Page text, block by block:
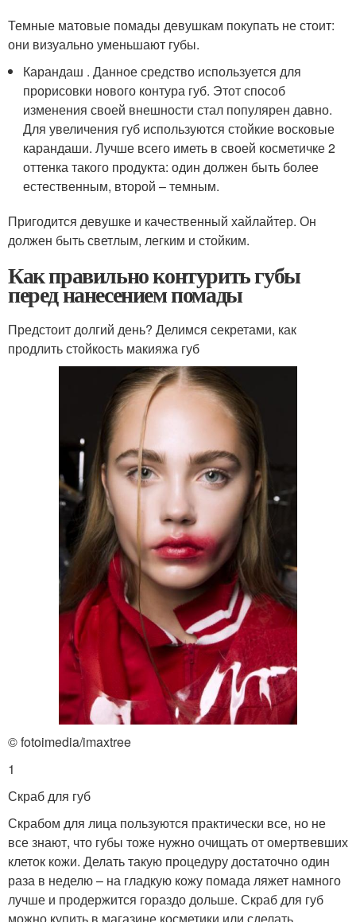
Темные матовые помады девушкам покупать не стоит:
они визуально уменьшают губы.
Карандаш . Данное средство используется для
прорисовки нового контура губ. Этот способ
изменения своей внешности стал популярен давно.
Для увеличения губ используются стойкие восковые
карандаши. Лучше всего иметь в своей косметичке 2
оттенка такого продукта: один должен быть более
естественным, второй – темным.
Пригодится девушке и качественный хайлайтер. Он
должен быть светлым, легким и стойким.
Как правильно контурить губы
перед нанесением помады
Предстоит долгий день? Делимся секретами, как
продлить стойкость макияжа губ
© fotoimedia/imaxtree
1
Скраб для губ
Скрабом для лица пользуются практически все, но не
все знают, что губы тоже нужно очищать от омертвевших
клеток кожи. Делать такую процедуру достаточно один
раза в неделю – на гладкую кожу помада ляжет намного
лучше и продержится гораздо дольше. Скраб для губ